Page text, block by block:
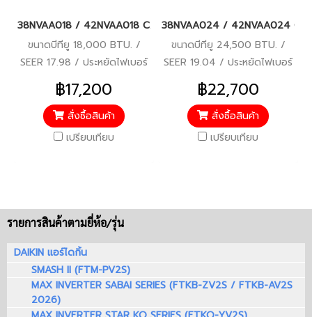
38NVAA018 / 42NVAA018 CARRIER TECH V Hiwall Inverter
ขนาดบีทียู 18,000 BTU. /
SEER 17.98 / ประหยัดไฟเบอร์
5 / รับประกันคอมเพรสเซอร์ 5
ปี / อะไหล่อื่นๆ 1 ปี / ราคารวม
ติดตั้งแล้ว*
฿17,200
สั่งซื้อสินค้า
เปรียบเทียบ
38NVAA024 / 42NVAA024
ขนาดบีทียู 24,500 BTU. /
SEER 19.04 / ประหยัดไฟเบอร์
5 (1 ดาว) / รับประกัน
คอมเพรสเซอร์ 5 ปี / อะไหล่
อื่นๆ 1 ปี / ราคารวมติดตั้งแล้ว*
฿22,700
สั่งซื้อสินค้า
เปรียบเทียบ
รายการสินค้าตามยี่ห้อ/รุ่น
DAIKIN แอร์ไดกิ้น
SMASH II (FTM-PV2S)
MAX INVERTER SABAI SERIES (FTKB-ZV2S / FTKB-AV2S
2026)